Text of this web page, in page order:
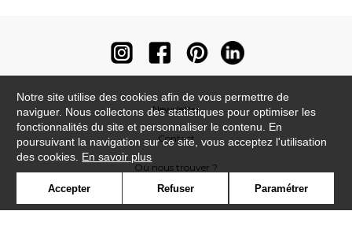
Newsletter
Contact
Où nous trouver ?
Notre site utilise des cookies afin de vous permettre de
naviguer. Nous collectons des statistiques pour optimiser les
fonctionnalités du site et personnaliser le contenu. En
poursuivant la navigation sur ce site, vous acceptez l'utilisation
des cookies. En savoir plus
Accepter Refuser Paramétrer